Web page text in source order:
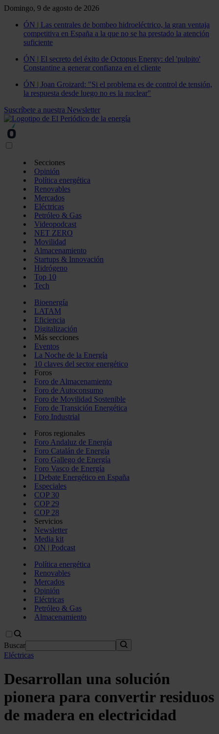
Domingo, 9 de agosto de 2026
ÓN | Las centrales de bombeo hidroeléctrico, la gran ventaja
competitiva en España a la que no se ha prestado la atención
suficiente
ÓN | El secreto del éxito de Octopus Energy: del 'pulpito'
Constantine a generar confianza en el cliente
ÓN | Joan Groizard: "Si el problema es de control de tensión,
la respuesta desde luego no es la nuclear"
Suscríbete a nuestra Newsletter
Secciones
Opinión
Política energética
Renovables
Mercados
Eléctricas
Petróleo & Gas
Videopodcast
NET ZERO
Movilidad
Almacenamiento
Startups & Innovación
Hidrógeno
Top 10
Tech
Bioenergía
LATAM
Eficiencia
Digitalización
Más secciones
Eventos
La Noche de la Energía
10 claves del sector energético
Foros
Foro de Almacenamiento
Foro de Autoconsumo
Foro de Movilidad Sostenible
Foro de Transición Energética
Foro Industrial
Foros regionales
Foro Andaluz de Energía
Foro Catalán de Energía
Foro Gallego de Energía
Foro Vasco de Energía
I Debate Energético en España
Especiales
COP 30
COP 29
COP 28
Servicios
Newsletter
Media kit
ON | Podcast
Política energética
Renovables
Mercados
Opinión
Eléctricas
Petróleo & Gas
Almacenamiento
Buscar
Eléctricas
Desarrollan una solución
pionera para convertir residuos
de madera en electricidad